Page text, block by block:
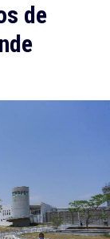
de